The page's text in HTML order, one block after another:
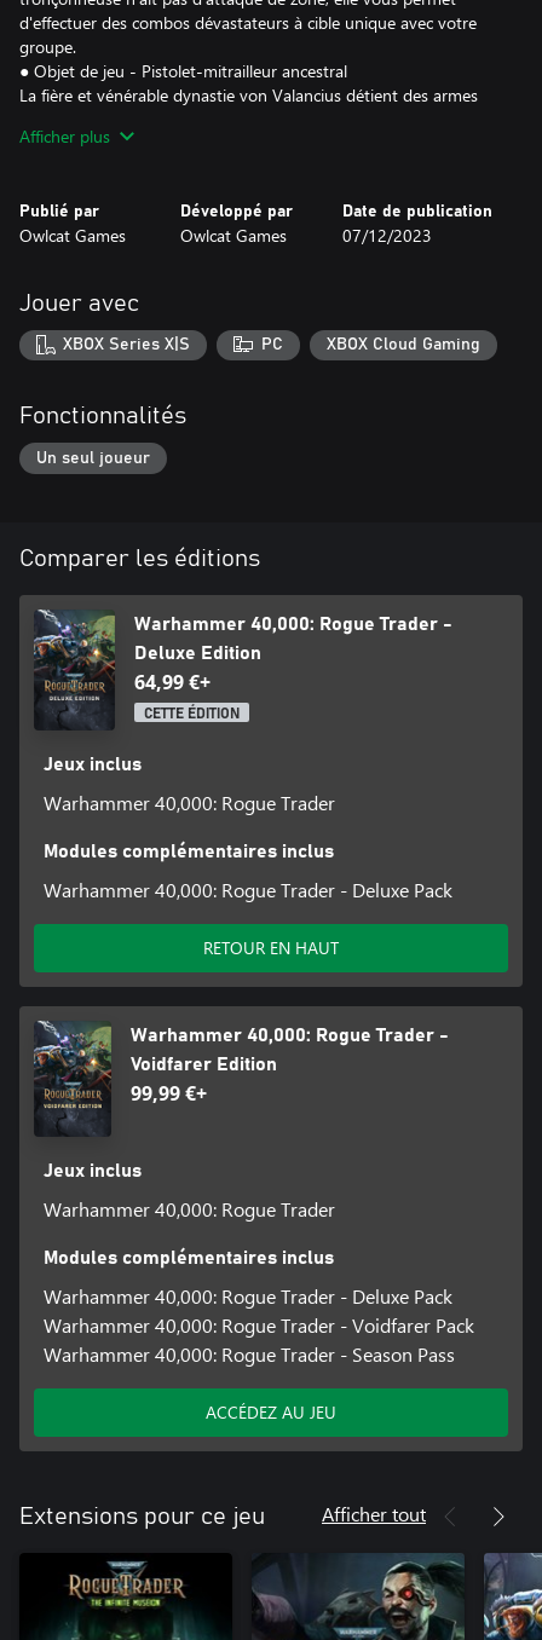
d'effectuer des combos dévastateurs à cible unique avec votre
groupe.
● Objet de jeu - Pistolet-mitrailleur ancestral
La fière et vénérable dynastie von Valancius détient des armes
fabrication est tombée dans l'oubli. Sa qualité remarquable
L'intégralité des superbes musiques du jeu. Écoutez vos
morceaux préférés en qualité WAV afin de percevoir les moindres
Notre livre numérique en haute résolution regorge d'illustrations
de premier plan liées au jeu. Vous y découvrirez les esquisses et
les images en haute résolution des personnages, des
Afficher plus
Publié par
Owlcat Games
Développé par
Owlcat Games
Date de publication
07/12/2023
Jouer avec
XBOX Series X|S PC XBOX Cloud Gaming
Fonctionnalités
Un seul joueur
Comparer les éditions
Warhammer 40,000: Rogue Trader -
Deluxe Edition
64,99 €+
CETTE ÉDITION
Jeux inclus
Warhammer 40,000: Rogue Trader
Modules complémentaires inclus
Warhammer 40,000: Rogue Trader - Deluxe Pack
RETOUR EN HAUT
Warhammer 40,000: Rogue Trader -
Voidfarer Edition
99,99 €+
Jeux inclus
Warhammer 40,000: Rogue Trader
Modules complémentaires inclus
Warhammer 40,000: Rogue Trader - Deluxe Pack
Warhammer 40,000: Rogue Trader - Voidfarer Pack
Warhammer 40,000: Rogue Trader - Season Pass
ACCÉDEZ AU JEU
Extensions pour ce jeu Afficher tout